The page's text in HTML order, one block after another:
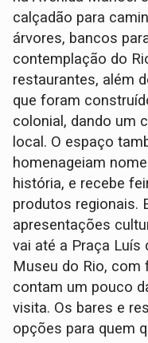
calçadão para
árvores, bancos
contemplação do
restaurantes, além
que foram
colonial, dando um
local. O espaço
homenageiam
história, e recebe
produtos regionais.
apresentações
vai até a Praça Luís
Museu do Rio,
contam um pouco
visita. Os bares e
opções para quem